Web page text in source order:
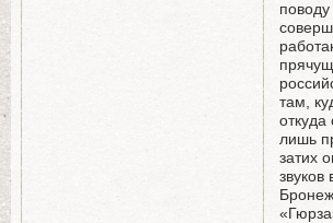
там,
откуда
лишь
затих
звуков